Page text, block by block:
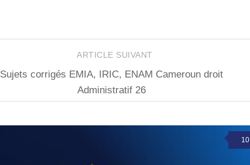
ARTICLE SUIVANT
Sujets corrigés EMIA, IRIC, ENAM Cameroun droit
Administratif 26
10